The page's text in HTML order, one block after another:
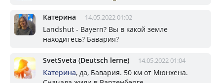
Катерина 14.05.2022 01:02
Landshut - Bayern? Вы в какой земле
находитесь? Бавария?
SvetSveta (Deutsch lerne) 14.05.2022 01:04
Катерина, да, Бавария. 50 км от Мюнхена.